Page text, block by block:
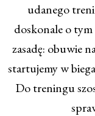
udanego
doskonale o
zasadę: obuwie
startujemy w
Do treningu